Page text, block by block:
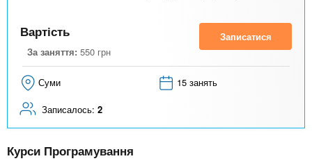
Вартість
За заняття: 550 грн
Записатися
Суми 15 занять
Записалось: 2
Курси Програмування